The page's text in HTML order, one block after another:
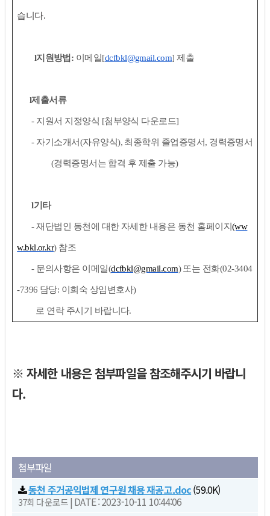
습니다.
l지원방법 : 이메일[dcfbkl@gmail.com]제출
l제출서류
- 지원서 지정양식 [첨부양식 다운로드]
- 자기소개서(자유양식), 최종학위 졸업증명서, 경력증명서
(경력증명서는 합격 후 제출 가능)
l기타
-재단법인 동천에 대한 자세한 내용은 동천 홈페이지 (ww
w.bkl.or.kr) 참조
- 문의사항은 이메일(dcfbkl@gmail.com) 또는 전화(02-3404
-7396 담당: 이희숙 상임변호사)
로 연락 주시기 바랍니다.
※ 자세한 내용은 첨부파일을 참조해주시기 바랍니
다.
첨부파일
동천 주거공익법제 연구원 채용 재공고.doc(59.0K)
37회 다운로드| DATE : 2023-10-11 10:44:06